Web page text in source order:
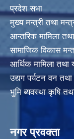
प्रदेश सभा
मुख्य मन्त्री तथा
आन्तरिक मामिला
सामाजिक विकास
आर्थिक मामिला तथा
उद्यग पर्यटन वन तथा
भुमि ब्यवस्था कृषि
नगर प्रवक्ता